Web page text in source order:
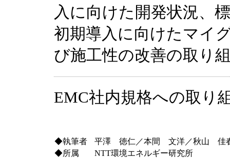
入に向けた開発状況、
初期導入に向けたマイ
び施工性の改善の取り
EMC社内規格への取り
◆執筆者
平澤 徳仁／本間 文洋／秋山 佳
◆所属
NTT環境エネルギー研究所